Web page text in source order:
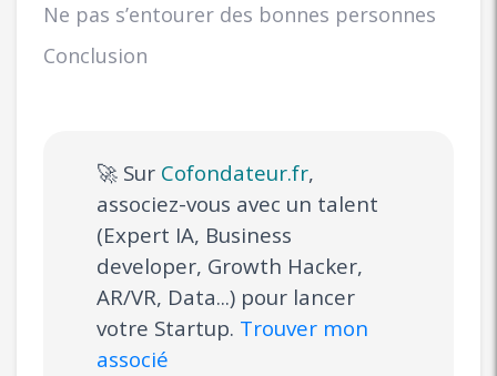
Ne pas s’entourer des bonnes personnes
Conclusion
🚀 Sur Cofondateur.fr,
associez-vous avec un talent
(Expert IA, Business
developer, Growth Hacker,
AR/VR, Data...) pour lancer
votre Startup. Trouver mon
associé